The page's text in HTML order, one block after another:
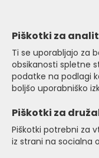
Piškotki za
Ti se uporabljajo za
obsikanosti spletne
podatke na podlagi
boljšo uporabniško
Piškotki za
Piškotki potrebni za
iz strani na socialna